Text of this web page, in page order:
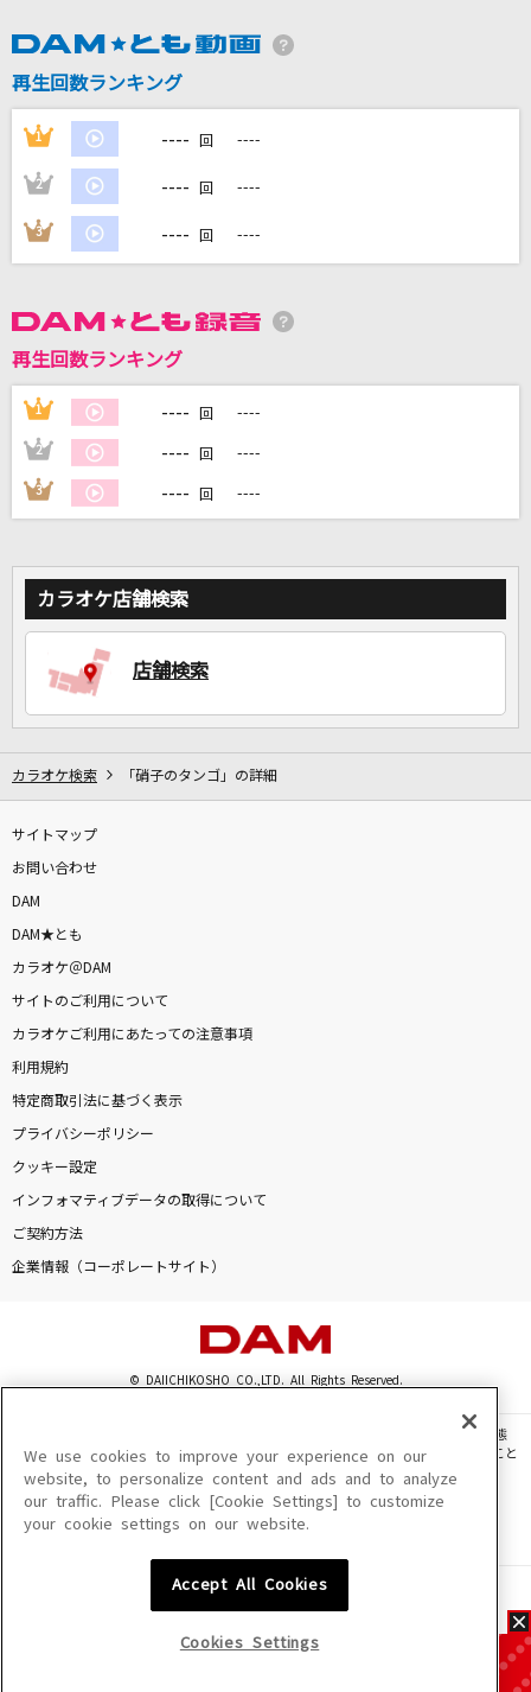
中島みゆき
少女レイ
みきとP
Beat Eater
ポリスピカデリー
B'z
[生音]紅い陽炎
B'z
カラオケをもっと楽しもう！
再生回数ランキング
1 ---- 回 ----
2 ---- 回 ----
3 ---- 回 ----
再生回数ランキング
1 ---- 回 ----
2 ---- 回 ----
3 ---- 回 ----
カラオケ店舗検索
店舗検索
カラオケ検索 「硝子のタンゴ」の詳細
サイトマップ
お問い合わせ
DAM
DAM★とも
カラオケ＠DAM
サイトのご利用について
カラオケご利用にあたっての注意事項
利用規約
特定商取引法に基づく表示
プライバシーポリシー
クッキー設定
インフォマティブデータの取得について
ご契約方法
企業情報（コーポレートサイト）
© DAIICHIKOSHO CO.,LTD. All Rights Reserved.
このサイトに掲載されている一切の文章・画像・写真・動画・音声等を、手段や形態
を問わず、著作権法の定める範囲を超えて無断で複製、転載、ファイル化などすること
を禁じます。
楽曲及びコンテンツは、機種によりご利用いただけない場合があります。
楽曲及びコンテンツの配信日、配信内容が変更になる場合があります。
We use cookies to improve your experience on our
website, to personalize content and ads and to analyze
our traffic. Please click [Cookie Settings] to customize
your cookie settings on our website.
Accept All Cookies
Cookies Settings